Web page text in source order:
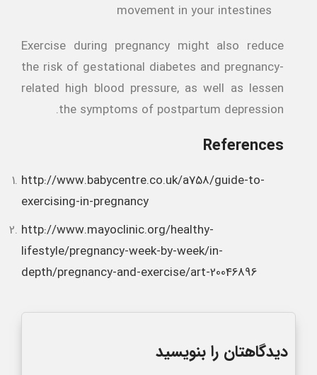
movement in your intestines
Exercise during pregnancy might also reduce
the risk of gestational diabetes and pregnancy-
related high blood pressure, as well as lessen
the symptoms of postpartum depression.
References
http://www.babycentre.co.uk/a758/guide-to-
exercising-in-pregnancy
http://www.mayoclinic.org/healthy-
lifestyle/pregnancy-week-by-week/in-
depth/pregnancy-and-exercise/art-20046896
دیدگاهتان را بنویسید